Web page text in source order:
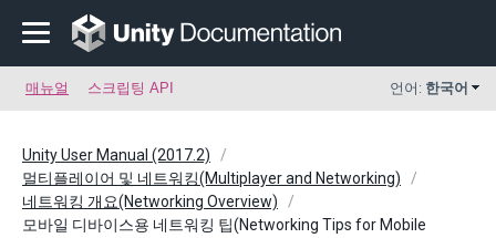
매뉴얼 스크립팅 API 언어: 한국어
Unity User Manual (2017.2)
멀티플레이어 및 네트워킹(Multiplayer and Networking)
네트워킹 개요(Networking Overview)
모바일 디바이스용 네트워킹 팁(Networking Tips for Mobile